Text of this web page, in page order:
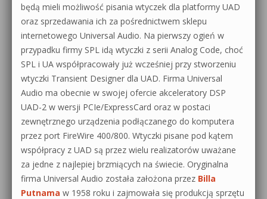
będą mieli możliwość pisania wtyczek dla platformy UAD
oraz sprzedawania ich za pośrednictwem sklepu
internetowego Universal Audio. Na pierwszy ogień w
przypadku firmy SPL idą wtyczki z serii Analog Code, choć
SPL i UA współpracowały już wcześniej przy stworzeniu
wtyczki Transient Designer dla UAD. Firma Universal
Audio ma obecnie w swojej ofercie akceleratory DSP
UAD-2 w wersji PCIe/ExpressCard oraz w postaci
zewnętrznego urządzenia podłączanego do komputera
przez port FireWire 400/800. Wtyczki pisane pod kątem
współpracy z UAD są przez wielu realizatorów uważane
za jedne z najlepiej brzmiących na świecie. Oryginalna
firma Universal Audio została założona przez Billa
Putnama w 1958 roku i zajmowała się produkcją sprzętu